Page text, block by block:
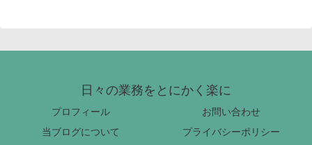
日々の業務をとにかく楽に
プロフィール
お問い合わせ
当ブログについて
プライバシーポリシー